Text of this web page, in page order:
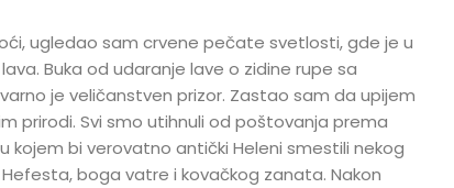
ugledao sam crvene pečate svetlosti, gde je u
Buka od udaranje lave o zidine rupe sa
je veličanstven prizor. Zastao sam da upijem
prirodi. Svi smo utihnuli od poštovanja prema
kojem bi verovatno antički Heleni smestili nekog
boga vatre i kovačkog zanata. Nakon